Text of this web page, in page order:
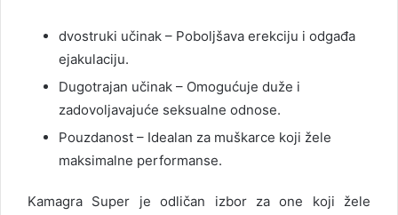
dvostruki učinak – Poboljšava erekciju i odgađa
ejakulaciju.
Dugotrajan učinak – Omogućuje duže i
zadovoljavajuće seksualne odnose.
Pouzdanost – Idealan za muškarce koji žele
maksimalne performanse.
Kamagra Super je odličan izbor za one koji žele